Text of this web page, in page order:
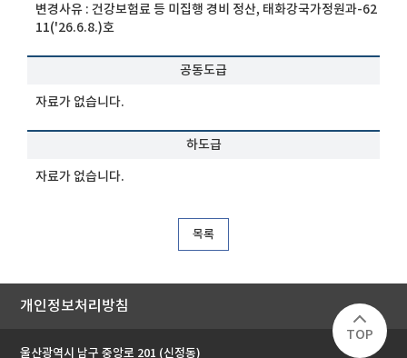
변경사유 :건강보험료 등 미집행 경비 정산, 태화강국가정원과-62
11('26.6.8.)호
공동도급
자료가 없습니다.
하도급
자료가 없습니다.
목록
개인정보처리방침
TOP
울산광역시 남구 중앙로 201 (신정동)